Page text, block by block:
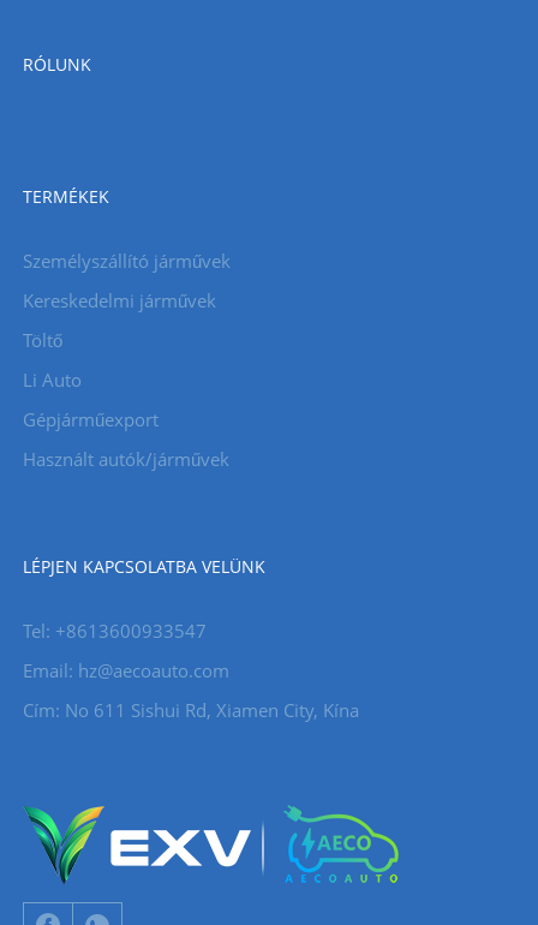
RÓLUNK
TERMÉKEK
Személyszállító járművek
Kereskedelmi járművek
Töltő
Li Auto
Gépjárműexport
Használt autók/járművek
LÉPJEN KAPCSOLATBA VELÜNK
Tel: +8613600933547
Email: hz@aecoauto.com
Cím: No 611 Sishui Rd, Xiamen City, Kína